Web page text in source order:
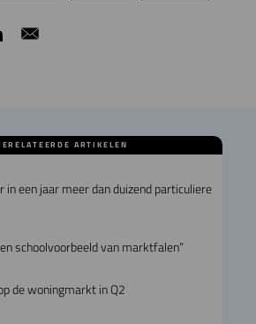
ARTIKELEN
een jaar meer dan duizend particuliere
schoolvoorbeeld van marktfalen”
de woningmarkt in Q2